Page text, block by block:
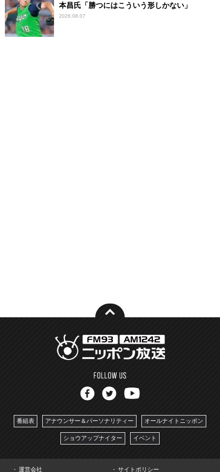
本昌氏「勝つにはこういう形しかない」
2026.08.07
番組表 アナウンサー＆パーソナリティー オールナイトニッポン
ショウアップナイター イベント
運営会社 サイトポリシー